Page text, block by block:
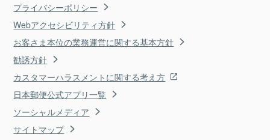
プライバシーポリシー
Webアクセシビリティ方針
お客さま本位の業務運営に関する基本方針
勧誘方針
カスタマーハラスメントに関する考え方
日本郵便公式アプリ一覧
ソーシャルメディア
サイトマップ